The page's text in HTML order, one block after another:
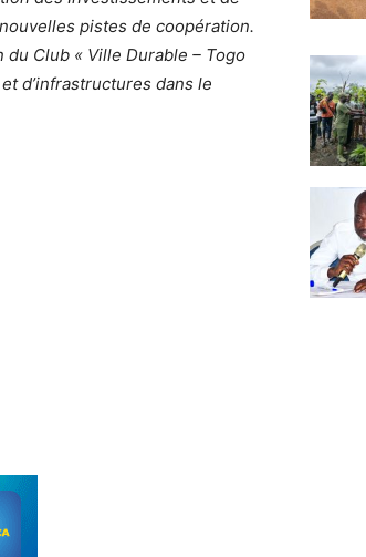
pistes de coopération.
du Club « Ville Durable – Togo
d’infrastructures dans le